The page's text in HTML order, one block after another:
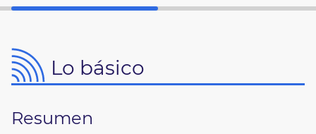
Lo básico
Resumen